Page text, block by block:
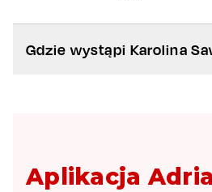
Gdzie wystąpi Karolina
Aplikacja